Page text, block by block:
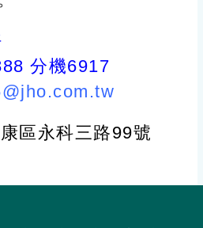
分機6917
區永科三路99號